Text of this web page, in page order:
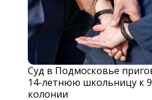
Суд в Подмосковье
14-летнюю школьницу к
колонии